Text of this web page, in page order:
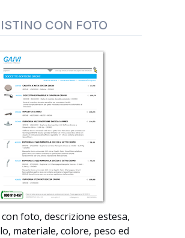
CON FOTO
foto, descrizione estesa,
materiale, colore, peso ed